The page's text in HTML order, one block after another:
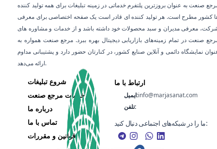
صنعت به عنوان بروزترین پلتفرم خدماتی در زمینه تبلیغات برای همه تولید کننده
کشور مطرح است. هر تولید کننده ای قادر است یک صفحه اختصاصی برای معرفی
معرفی مدیران و سبد محصولات خود داشته باشد و از خدمات و مشاوره‌ های
صنعت در تمام زمینه‌های بازاریابی دیجیتال بهره ببرد. مرجع صنعت همواره به
نمایشگاه دائمی و آنلاین صنایع کشور، در کنارتان حضور دارد و پشتیبانی مداوم
ارائه می‌دهد.
شروع تبلیغات
خدمات مرجع صنعت
درباره ما
تماس با ما
قوانین و مقررات
ارتباط با ما
ایمیل:info@marjasanat.com
تلفن:
ما را در شبکه‌های اجتماعی دنبال کنید: